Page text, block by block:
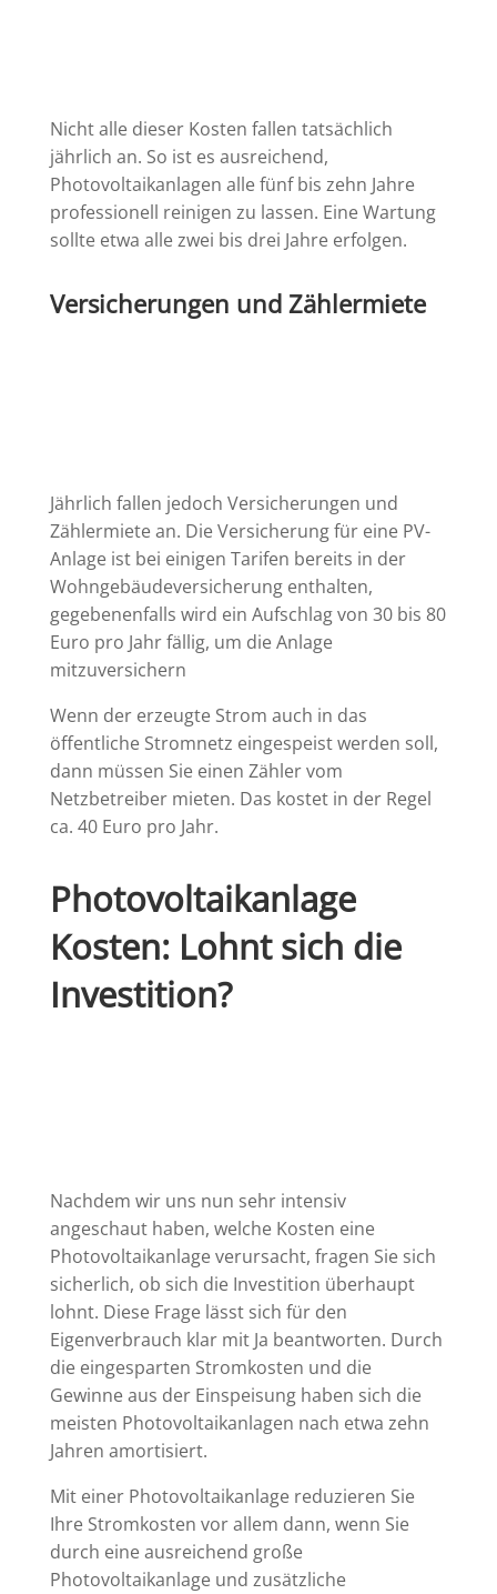
Nicht alle dieser Kosten fallen tatsächlich
jährlich an. So ist es ausreichend,
Photovoltaikanlagen alle fünf bis zehn Jahre
professionell reinigen zu lassen. Eine Wartung
sollte etwa alle zwei bis drei Jahre erfolgen.
Versicherungen und Zählermiete
Jährlich fallen jedoch Versicherungen und
Zählermiete an. Die Versicherung für eine PV-
Anlage ist bei einigen Tarifen bereits in der
Wohngebäudeversicherung enthalten,
gegebenenfalls wird ein Aufschlag von 30 bis 80
Euro pro Jahr fällig, um die Anlage
mitzuversichern
Wenn der erzeugte Strom auch in das
öffentliche Stromnetz eingespeist werden soll,
dann müssen Sie einen Zähler vom
Netzbetreiber mieten. Das kostet in der Regel
ca. 40 Euro pro Jahr.
Photovoltaikanlage
Kosten: Lohnt sich die
Investition?
Nachdem wir uns nun sehr intensiv
angeschaut haben, welche Kosten eine
Photovoltaikanlage verursacht, fragen Sie sich
sicherlich, ob sich die Investition überhaupt
lohnt. Diese Frage lässt sich für den
Eigenverbrauch klar mit Ja beantworten. Durch
die eingesparten Stromkosten und die
Gewinne aus der Einspeisung haben sich die
meisten Photovoltaikanlagen nach etwa zehn
Jahren amortisiert.
Mit einer Photovoltaikanlage reduzieren Sie
Ihre Stromkosten vor allem dann, wenn Sie
durch eine ausreichend große
Photovoltaikanlage und zusätzliche